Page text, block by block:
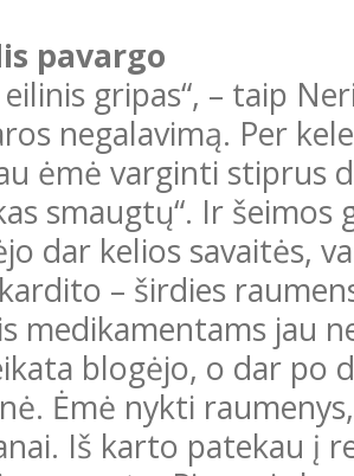
pavargo
eilinis gripas“, – taip
negalavimą. Per
ėmė varginti stiprus
smaugtų“. Ir
dar kelios savaitės,
– širdies
medikamentams jau
blogėjo, o dar po
Ėmė nykti
Iš karto patekau į